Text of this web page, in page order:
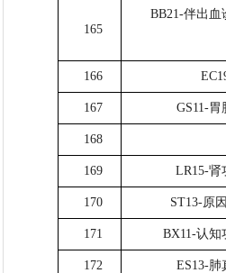
165
BB21-伴出
166
167 GS11-
168
169 LR15-肾
170 ST13-原
171 BX11-认
172 ES13-